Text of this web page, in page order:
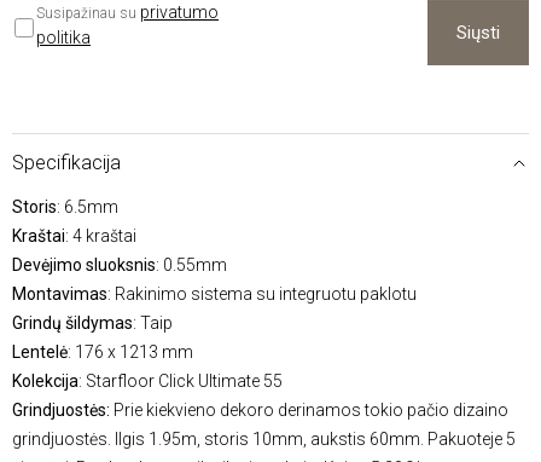
Susipažinau su privatumo
politika
Siųsti
Specifikacija
Storis: 6.5mm
Kraštai: 4 kraštai
Devėjimo sluoksnis: 0.55mm
Montavimas: Rakinimo sistema su integruotu paklotu
Grindų šildymas: Taip
Lentelė: 176 x 1213 mm
Kolekcija: Starfloor Click Ultimate 55
Grindjuostės: Prie kiekvieno dekoro derinamos tokio pačio dizaino
grindjuostės. Ilgis 1.95m, storis 10mm, aukstis 60mm. Pakuoteje 5